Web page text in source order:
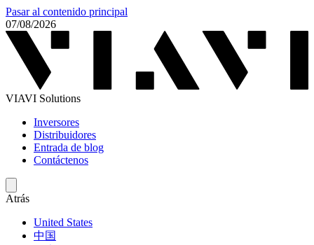
Pasar al contenido principal
07/08/2026
VIAVI Solutions
Inversores
Distribuidores
Entrada de blog
Contáctenos
Atrás
United States
中国